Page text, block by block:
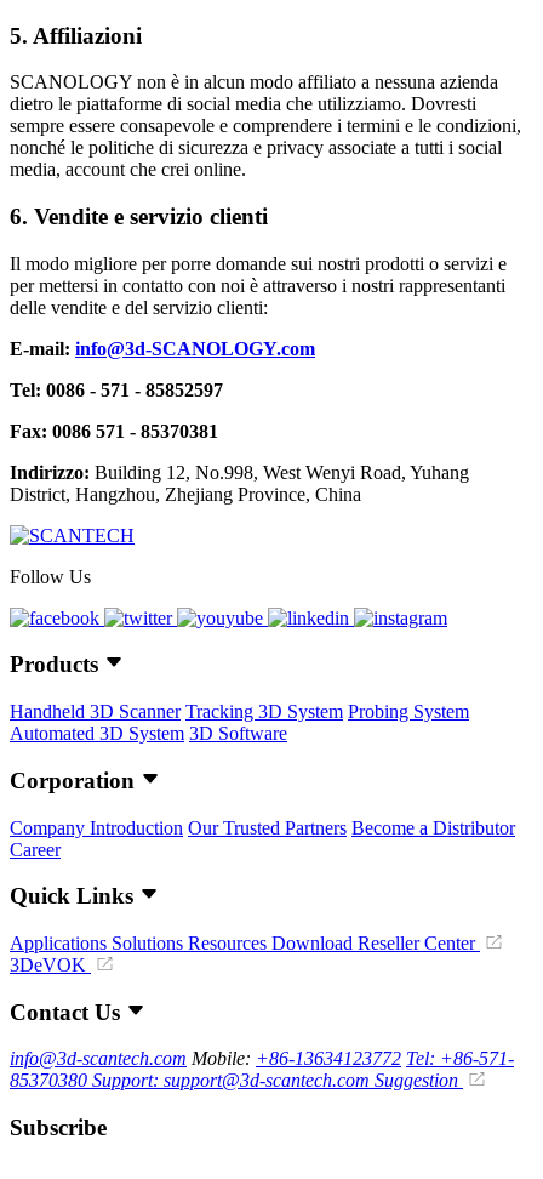
5. Affiliazioni
SCANOLOGY non è in alcun modo affiliato a nessuna azienda
dietro le piattaforme di social media che utilizziamo. Dovresti
sempre essere consapevole e comprendere i termini e le condizioni,
nonché le politiche di sicurezza e privacy associate a tutti i social
media, account che crei online.
6. Vendite e servizio clienti
Il modo migliore per porre domande sui nostri prodotti o servizi e
per mettersi in contatto con noi è attraverso i nostri rappresentanti
delle vendite e del servizio clienti:
E-mail: info@3d-SCANOLOGY.com
Tel: 0086 - 571 - 85852597
Fax: 0086 571 - 85370381
Indirizzo: Building 12, No.998, West Wenyi Road, Yuhang
District, Hangzhou, Zhejiang Province, China
Follow Us
Products
Handheld 3D Scanner Tracking 3D System Probing System
Automated 3D System 3D Software
Corporation
Company Introduction Our Trusted Partners Become a Distributor
Career
Quick Links
Applications Solutions Resources Download Reseller Center
3DeVOK
Contact Us
info@3d-scantech.com Mobile: +86-13634123772 Tel: +86-571-
85370380 Support: support@3d-scantech.com Suggestion
Subscribe